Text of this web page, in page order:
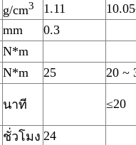
g/cm3 1.11
mm
0.3
N*m
N*m 25
20 ~
นาที ≤20
ชั่วโมง 24